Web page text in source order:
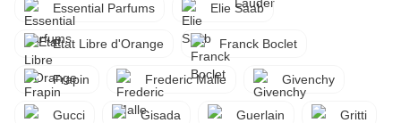
Essential Parfums Elie Saab
Etat Libre d'Orange Franck Boclet
Frapin Frederic Malle Givenchy
Gucci Gisada Guerlain Gritti